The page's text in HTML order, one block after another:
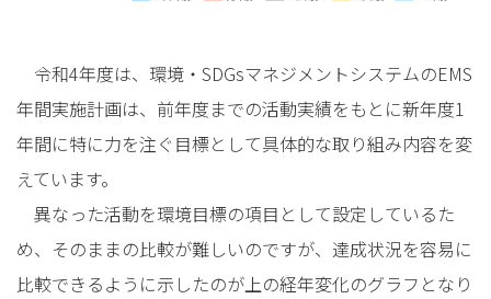
令和4年度は、環境・SDGsマネジメントシステムのEMS
年間実施計画は、前年度までの活動実績をもとに新年度1
年間に特に力を注ぐ目標として具体的な取り組み内容を変
えています。
異なった活動を環境目標の項目として設定しているた
め、そのままの比較が難しいのですが、達成状況を容易に
比較できるように示したのが上の経年変化のグラフとなり